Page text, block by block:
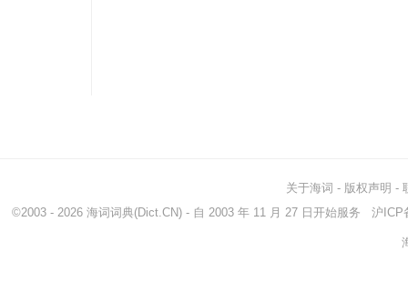
关于海词 - 版权声明 -
©2003 - 2026 海词词典(Dict.CN) - 自 2003 年 11 月 27 日开始服务 沪ICP